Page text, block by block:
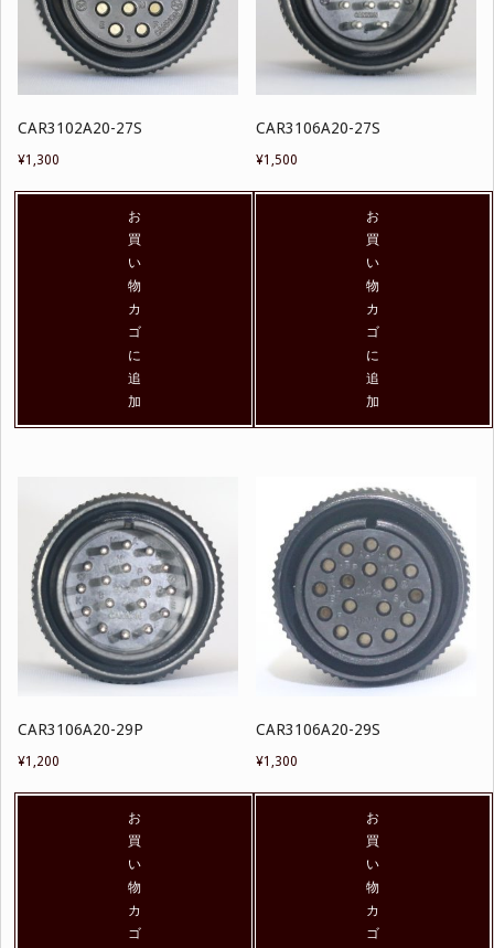
CAR3102A20-27S
¥1,300
お
買
い
物
カ
ゴ
に
追
加
CAR3106A20-27S
¥1,500
お
買
い
物
カ
ゴ
に
追
加
CAR3106A20-29P
¥1,200
お
買
い
物
カ
ゴ
CAR3106A20-29S
¥1,300
お
買
い
物
カ
ゴ